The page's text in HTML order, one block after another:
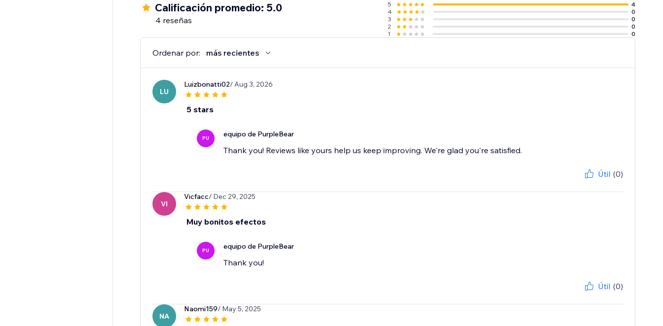
Calificación promedio: 5.0
4 reseñas
5
4
4
0
3
0
2
0
1
0
Ordenar por: más recientes
LU
Luizbonatti02/ Aug 3, 2026
5 stars
PU equipo de PurpleBear
Thank you! Reviews like yours help us keep improving. We're glad you're satisfied.
Útil (0)
VI
Vicfacc/ Dec 29, 2025
Muy bonitos efectos
PU equipo de PurpleBear
Thank you!
Útil (0)
NA
Naomi159/ May 5, 2025